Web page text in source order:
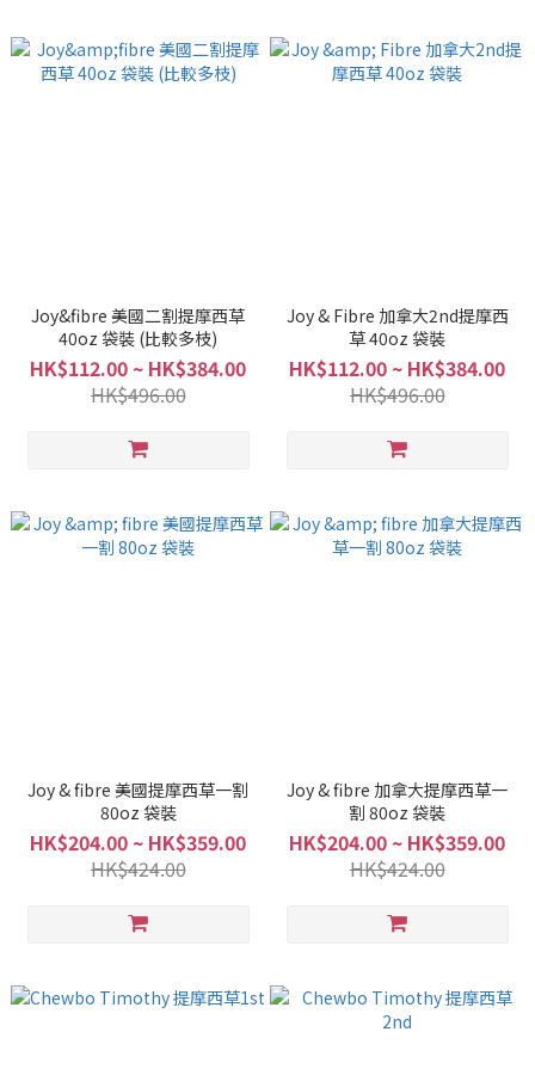
Joy&fibre 美國二割提摩西草
40oz 袋裝 (比較多枝)
HK$112.00 ~ HK$384.00
HK$496.00
Joy & Fibre 加拿大2nd提摩西
草 40oz 袋裝
HK$112.00 ~ HK$384.00
HK$496.00
Joy & fibre 美國提摩西草一割
80oz 袋裝
HK$204.00 ~ HK$359.00
HK$424.00
Joy & fibre 加拿大提摩西草一
割 80oz 袋裝
HK$204.00 ~ HK$359.00
HK$424.00